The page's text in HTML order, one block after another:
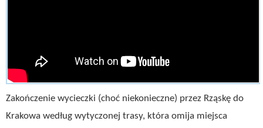
Zakończenie wycieczki (choć niekonieczne) przez Rząskę do
Krakowa według wytyczonej trasy, która omija miejsca